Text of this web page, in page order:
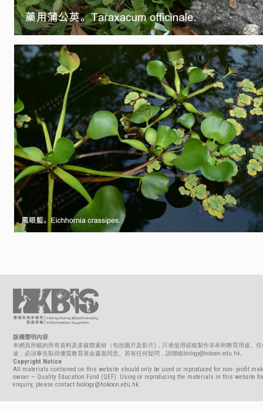
版權聲明內容
本網頁所載的所有資料及多媒體素材（包括圖片及影片)，只准使用或複製作非牟利教育用途。
途，必須事先取得優質教育基金書面同意。若有任何疑問，請聯絡biology@hokoon.edu.hk。
Copyright Notice
All materials contained on this website should only be used or reproduced for non- profit
owner — Quality Education Fund (QEF). Using or reproducing the materials in this website
enquiry, please contact biology@hokoon.edu.hk.